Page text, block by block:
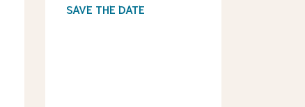
SAVE THE DATE